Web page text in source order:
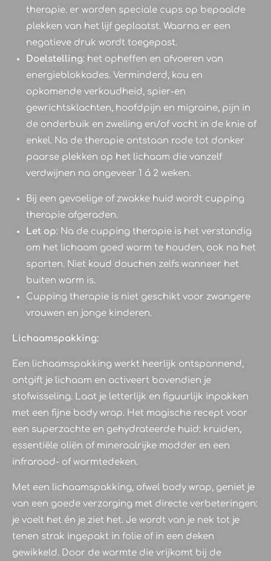
therapie. er worden speciale cups op bepaalde
plekken van het lijf geplaatst. Waarna er een
negatieve druk wordt toegepast.
Doelstelling: het opheffen en afvoeren van
energieblokkades. Verminderd, kou en
opkomende verkoudheid, spier-en
gewrichtsklachten, hoofdpijn en migraine, pijn in
de onderbuik en zwelling en/of vocht in de knie of
enkel. Na de therapie ontstaan rode tot donker
paarse plekken op het lichaam die vanzelf
verdwijnen na ongeveer 1 á 2 weken.
Bij een gevoelige of zwakke huid wordt cupping
therapie afgeraden.
Let op: Na de cupping therapie is het verstandig
om het lichaam goed warm te houden, ook na het
sporten. Niet koud douchen zelfs wanneer het
buiten warm is.
Cupping therapie is niet geschikt voor zwangere
vrouwen en jonge kinderen.
Lichaamspakking:
Een lichaamspakking werkt heerlijk ontspannend,
ontgift je lichaam en activeert bovendien je
stofwisseling. Laat je letterlijk en figuurlijk inpakken
met een fijne body wrap. Het magische recept voor
een superzachte en gehydrateerde huid: kruiden,
essentiële oliën of mineraalrijke modder en een
infrarood- of warmtedeken.
Met een lichaamspakking, ofwel body wrap, geniet je
van een goede verzorging met directe verbeteringen:
je voelt het én je ziet het. Je wordt van je nek tot je
tenen strak ingepakt in folie of in een deken
gewikkeld. Door de warmte die vrijkomt bij de